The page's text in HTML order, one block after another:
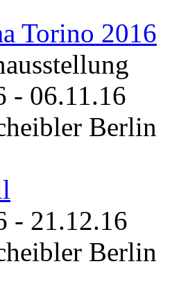
Torino 2016
- 06.11.16
Berlin
- 21.12.16
Berlin